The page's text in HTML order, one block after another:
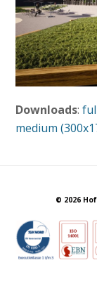
Downloads:
medium
© 2026